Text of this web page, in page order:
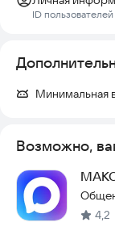
ID пользователей
Минимальная
Возможно,
4,2